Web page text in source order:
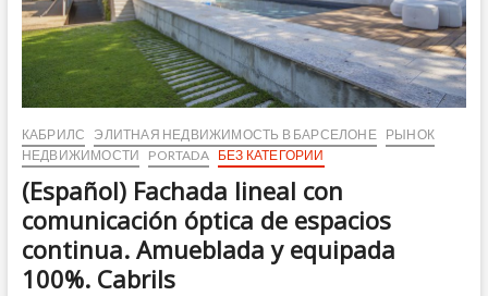
mar!
КАБРИЛС ЭЛИТНАЯ НЕДВИЖИМОСТЬ В БАРСЕЛОНЕ
РЫНОК
НЕДВИЖИМОСТИ
PORTADA БЕЗ КАТЕГОРИИ
(Español) Fachada lineal con
comunicación óptica de espacios
continua. Amueblada y equipada
100%. Cabrils